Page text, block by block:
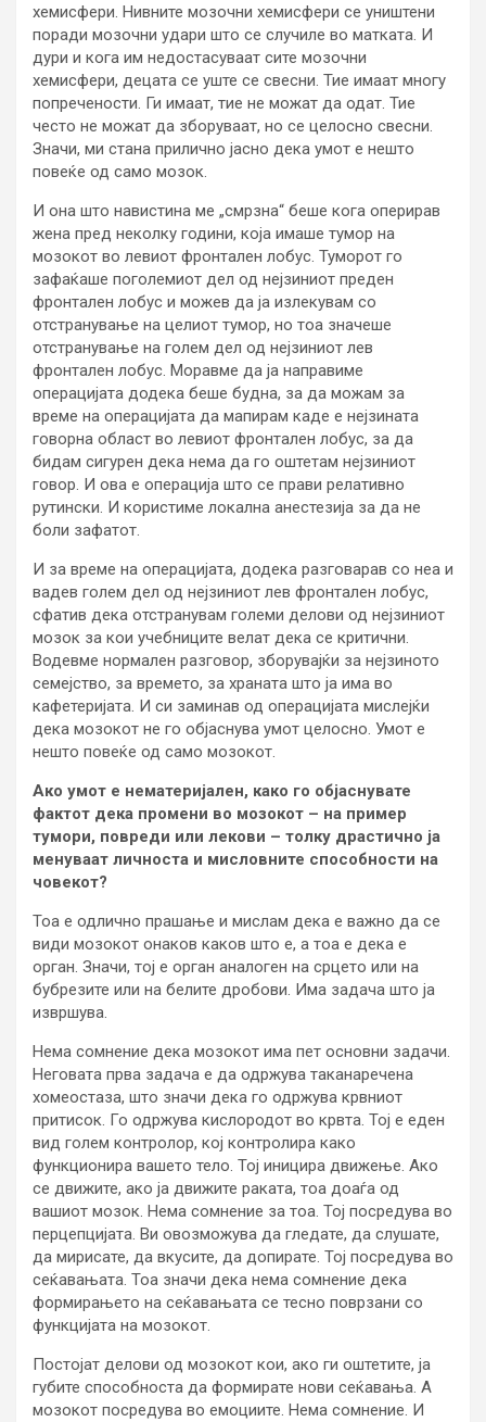
хемисфери. Нивните мозочни хемисфери се уништени
поради мозочни удари што се случиле во матката. И
дури и кога им недостасуваат сите мозочни
хемисфери, децата се уште се свесни. Тие имаат многу
попречености. Ги имаат, тие не можат да одат. Тие
често не можат да зборуваат, но се целосно свесни.
Значи, ми стана прилично јасно дека умот е нешто
повеќе од само мозок.
И она што навистина ме „смрзна“ беше кога оперирав
жена пред неколку години, која имаше тумор на
мозокот во левиот фронтален лобус. Туморот го
зафаќаше поголемиот дел од нејзиниот преден
фронтален лобус и можев да ја излекувам со
отстранување на целиот тумор, но тоа значеше
отстранување на голем дел од нејзиниот лев
фронтален лобус. Моравме да ја направиме
операцијата додека беше будна, за да можам за
време на операцијата да мапирам каде е нејзината
говорна област во левиот фронтален лобус, за да
бидам сигурен дека нема да го оштетам нејзиниот
говор. И ова е операција што се прави релативно
рутински. И користиме локална анестезија за да не
боли зафатот.
И за време на операцијата, додека разговарав со неа и
вадев голем дел од нејзиниот лев фронтален лобус,
сфатив дека отстранувам големи делови од нејзиниот
мозок за кои учебниците велат дека се критични.
Водевме нормален разговор, зборувајќи за нејзиното
семејство, за времето, за храната што ја има во
кафетеријата. И си заминав од операцијата мислејќи
дека мозокот не го објаснува умот целосно. Умот е
нешто повеќе од само мозокот.
Ако умот е нематеријален, како го објаснувате
фактот дека промени во мозокот – на пример
тумори, повреди или лекови – толку драстично ја
менуваат личноста и мисловните способности на
човекот?
Тоа е одлично прашање и мислам дека е важно да се
види мозокот онаков каков што е, а тоа е дека е
орган. Значи, тој е орган аналоген на срцето или на
бубрезите или на белите дробови. Има задача што ја
извршува.
Нема сомнение дека мозокот има пет основни задачи.
Неговата прва задача е да одржува таканаречена
хомеостаза, што значи дека го одржува крвниот
притисок. Го одржува кислородот во крвта. Тој е еден
вид голем контролор, кој контролира како
функционира вашето тело. Тој иницира движење. Ако
се движите, ако ја движите раката, тоа доаѓа од
вашиот мозок. Нема сомнение за тоа. Тој посредува во
перцепцијата. Ви овозможува да гледате, да слушате,
да мирисате, да вкусите, да допирате. Тој посредува во
сеќавањата. Тоа значи дека нема сомнение дека
формирањето на сеќавањата се тесно поврзани со
функцијата на мозокот.
Постојат делови од мозокот кои, ако ги оштетите, ја
губите способноста да формирате нови сеќавања. А
мозокот посредува во емоциите. Нема сомнение. И